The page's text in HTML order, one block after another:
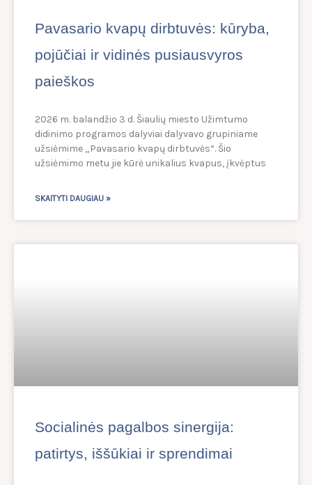
Pavasario kvapų dirbtuvės: kūryba,
pojūčiai ir vidinės pusiausvyros
paieškos
2026 m. balandžio 3 d. Šiaulių miesto Užimtumo
didinimo programos dalyviai dalyvavo grupiniame
užsiėmime „Pavasario kvapų dirbtuvės“. Šio
užsiėmimo metu jie kūrė unikalius kvapus, įkvėptus
SKAITYTI DAUGIAU »
Socialinės pagalbos sinergija:
patirtys, iššūkiai ir sprendimai